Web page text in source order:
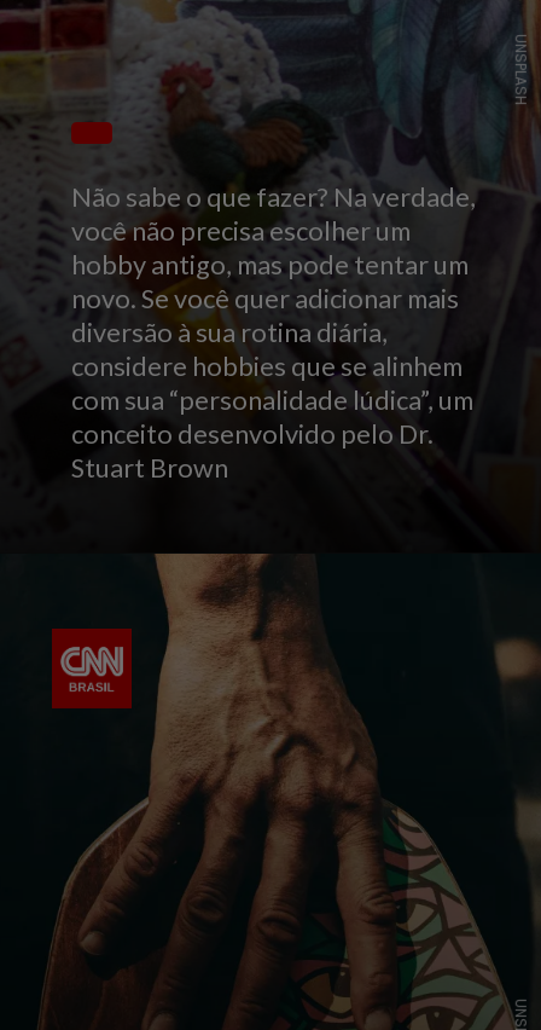
Não sabe o que fazer? Na verdade,
você não precisa escolher um
hobby antigo, mas pode tentar um
novo. Se você quer adicionar mais
diversão à sua rotina diária,
considere hobbies que se alinhem
com sua “personalidade lúdica”, um
conceito desenvolvido pelo Dr.
Stuart Brown
UNSPLASH